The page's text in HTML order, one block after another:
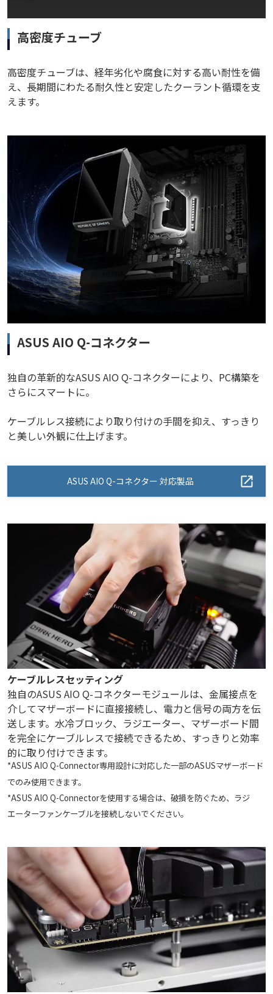
高密度チューブ
高密度チューブは、経年劣化や腐食に対する高い耐性を備
え、長期間にわたる耐久性と安定したクーラント循環を支
えます。
ASUS AIO Q-コネクター
独自の革新的なASUS AIO Q-コネクターにより、PC構築を
さらにスマートに。
ケーブルレス接続により取り付けの手間を抑え、すっきり
と美しい外観に仕上げます。
ASUS AIO Q-コネクター 対応製品
ケーブルレスセッティング
独自のASUS AIO Q-コネクターモジュールは、金属接点を
介してマザーボードに直接接続し、電力と信号の両方を伝
送します。水冷ブロック、ラジエーター、マザーボード間
を完全にケーブルレスで接続できるため、すっきりと効率
的に取り付けできます。
*ASUS AIO Q-Connector専用設計に対応した一部のASUSマザーボード
でのみ使用できます。
*ASUS AIO Q-Connectorを使用する場合は、破損を防ぐため、ラジ
エーターファンケーブルを接続しないでください。